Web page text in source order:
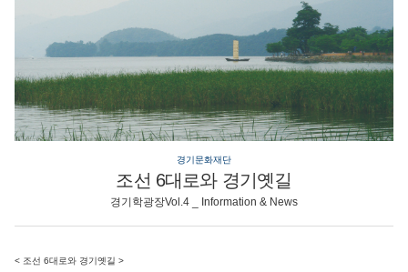
경기문화재단
조선 6대로와 경기옛길
경기학광장Vol.4 _ Information & News
< 조선 6대로와 경기옛길 >